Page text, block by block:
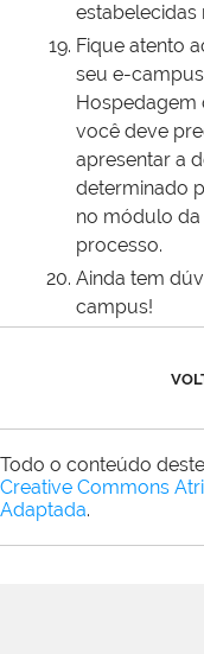
estabelecidas
Fique atento
seu e-
Hospedagem
você deve
apresentar a
determinado
no módulo da
processo.
Ainda tem
campus!
Todo o conteúdo
Creative Commons
Adaptada.